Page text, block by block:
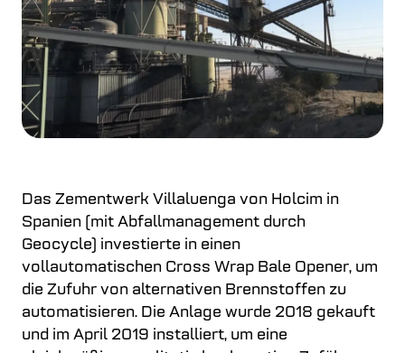
Das Zementwerk Villaluenga von Holcim in
Spanien (mit Abfallmanagement durch
Geocycle) investierte in einen
vollautomatischen Cross Wrap Bale Opener, um
die Zufuhr von alternativen Brennstoffen zu
automatisieren. Die Anlage wurde 2018 gekauft
und im April 2019 installiert, um eine